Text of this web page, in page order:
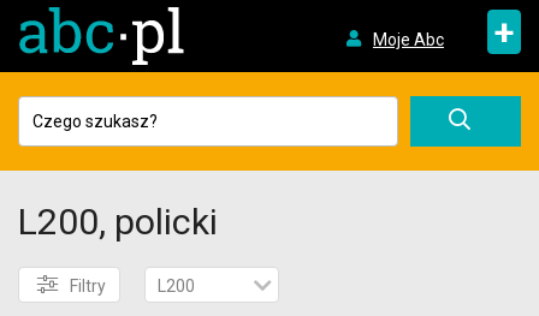
Moje Abc +
L200, policki
Filtry L200